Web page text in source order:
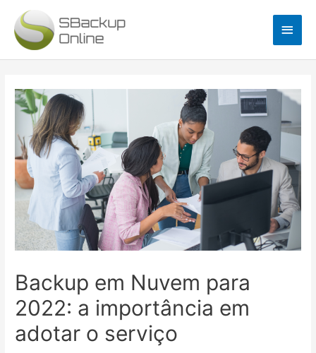
para
conteúdo
Backup em Nuvem para
2022: a importância em
adotar o serviço
Post